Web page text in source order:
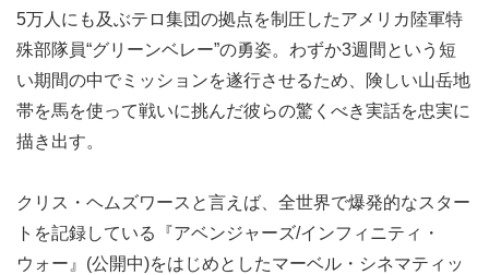
5万人にも及ぶテロ集団の拠点を制圧したアメリカ陸軍特
殊部隊員“グリーンベレー”の勇姿。わずか3週間という短
い期間の中でミッションを遂行させるため、険しい山岳地
帯を馬を使って戦いに挑んだ彼らの驚くべき実話を忠実に
描き出す。
クリス・ヘムズワースと言えば、全世界で爆発的なスター
トを記録している『アベンジャーズ/インフィニティ・
ウォー』(公開中)をはじめとしたマーベル・シネマティッ